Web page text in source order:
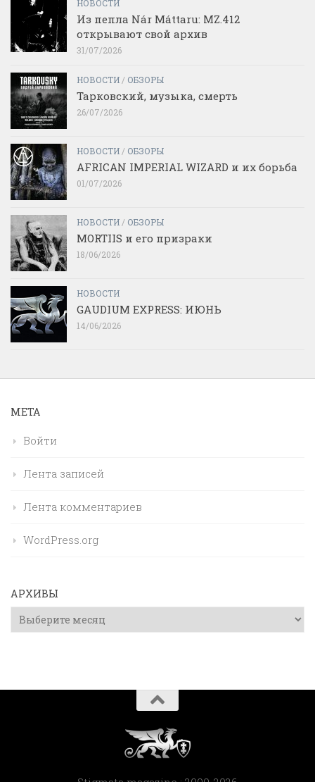
НОВОСТИ
Из пепла Nár Máttaru: MZ.412
открывают свой архив
31/07/2026
НОВОСТИ / ОБЗОРЫ
Тарковский, музыка, смерть
26/07/2026
НОВОСТИ / ОБЗОРЫ
AFRICAN IMPERIAL WIZARD и их борьба
01/07/2026
НОВОСТИ / ОБЗОРЫ
MORTIIS и его призраки
18/06/2026
НОВОСТИ
GAUDIUM EXPRESS: ИЮНЬ
14/06/2026
МЕТА
Войти
Лента записей
Лента комментариев
WordPress.org
АРХИВЫ
Архивы